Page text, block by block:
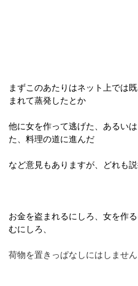
まずこのあたりはネット上では
まれて蒸発したとか
他に女を作って逃げた、あるい
た、料理の道に進んだ
など意見もありますが、どれも
お金を盗まれるにしろ、女を作
むにしろ、
荷物を置きっぱなしにはしませ